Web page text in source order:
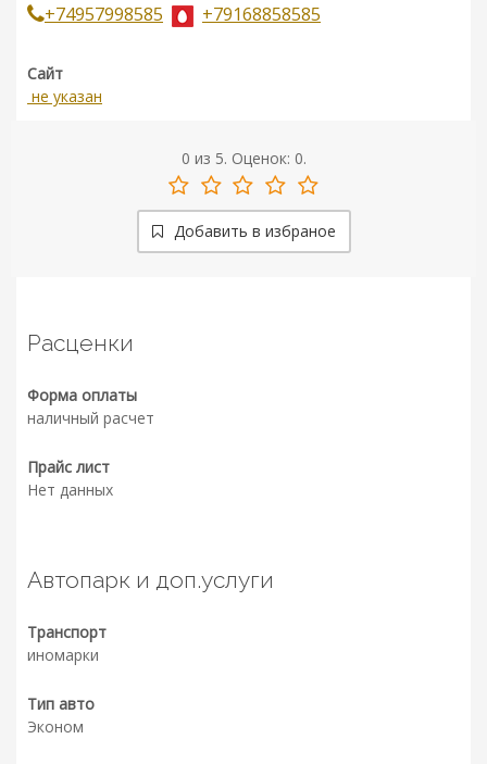
+74957998585 +79168858585
Сайт
не указан
0 из 5. Оценок: 0.
Добавить в избраное
Расценки
Форма оплаты
наличный расчет
Прайс лист
Нет данных
Автопарк и доп.услуги
Транспорт
иномарки
Тип авто
Эконом